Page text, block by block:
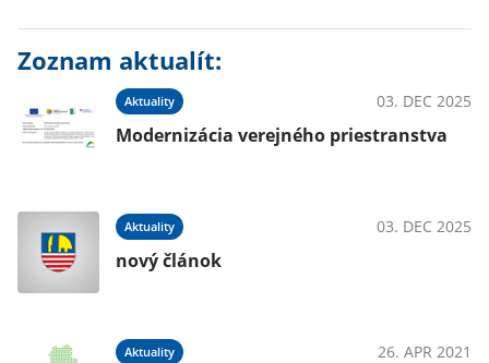
Zoznam aktualít:
Aktuality 03. DEC 2025
Modernizácia verejného priestranstva
Aktuality 03. DEC 2025
nový článok
Aktuality 26. APR 2021